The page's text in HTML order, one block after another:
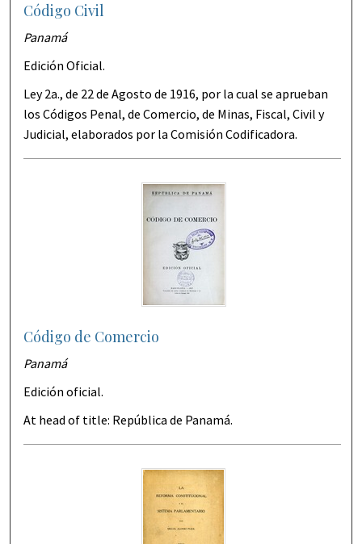
Código Civil
Panamá
Edición Oficial.
Ley 2a., de 22 de Agosto de 1916, por la cual se aprueban
los Códigos Penal, de Comercio, de Minas, Fiscal, Civil y
Judicial, elaborados por la Comisión Codificadora.
Código de Comercio
Panamá
Edición oficial.
At head of title: República de Panamá.